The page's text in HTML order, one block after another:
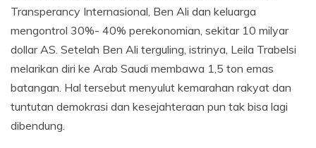
Transperancy Internasional, Ben Ali dan keluarga
mengontrol 30%- 40% perekonomian, sekitar 10 milyar
dollar AS. Setelah Ben Ali terguling, istrinya, Leila Trabelsi
melarikan diri ke Arab Saudi membawa 1,5 ton emas
batangan. Hal tersebut menyulut kemarahan rakyat dan
tuntutan demokrasi dan kesejahteraan pun tak bisa lagi
dibendung.